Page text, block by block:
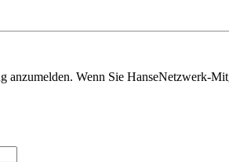
anzumelden. Wenn Sie HanseNetzwerk-